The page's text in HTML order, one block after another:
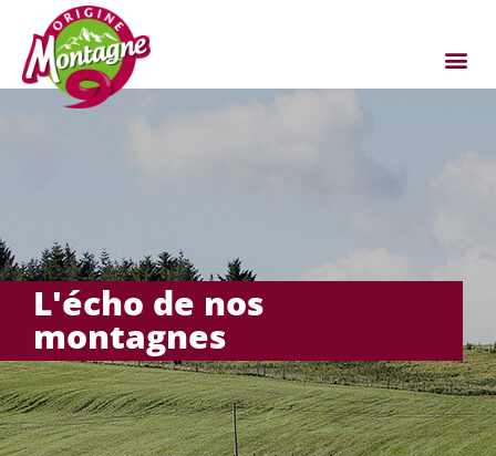
L'écho de nos
montagnes